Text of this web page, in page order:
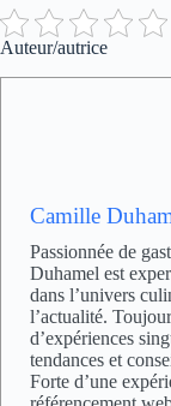
Auteur/autrice
Camille
Passionnée de
Duhamel est
dans l’univers
l’actualité.
d’expériences
tendances et
Forte d’une